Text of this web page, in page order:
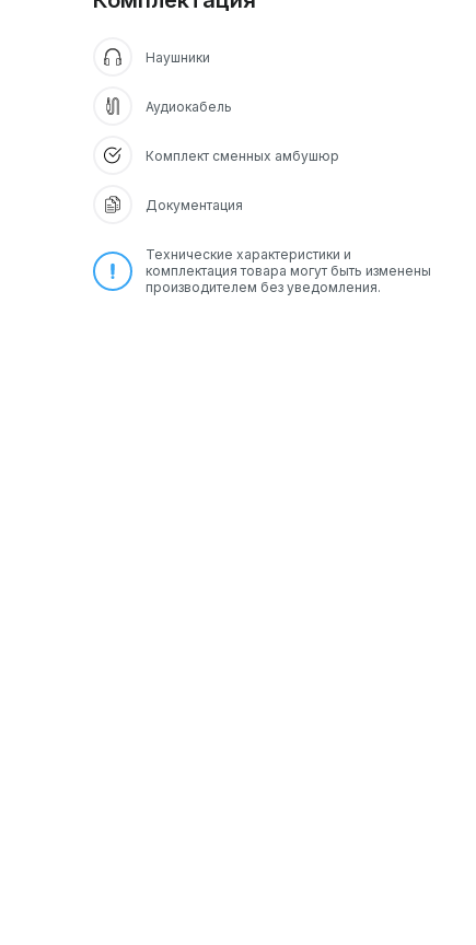
Наушники
Аудиокабель
Комплект сменных амбушюр
Документация
Технические характеристики и
комплектация товара могут быть изменены
производителем без уведомления.